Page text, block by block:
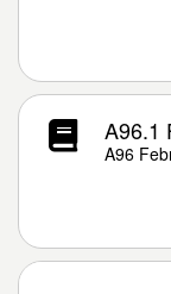
A96.1
A96